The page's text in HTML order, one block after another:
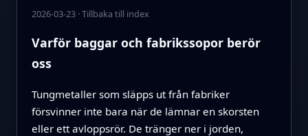
2026-03-23·Tillbaka till index
Varför baggar och fabrikssopor berör
oss
Tungmetaller som släpps ut från fabriker
försvinner inte bara när de lämnar en skorsten
eller ett avloppsrör. De tränger ner i jorden,